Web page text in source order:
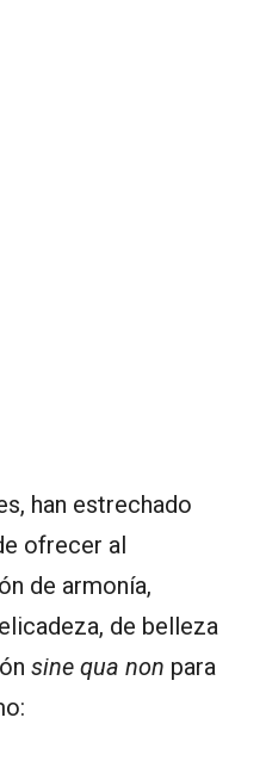
han estrechado
ofrecer al
de armonía,
de belleza
sine qua non para